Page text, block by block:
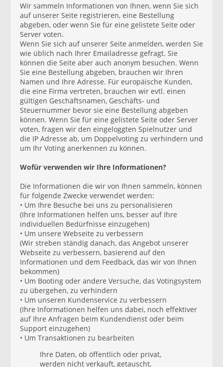
Wir sammeln Informationen von Ihnen, wenn Sie sich
auf unserer Seite registrieren, eine Bestellung
abgeben, oder wenn Sie für eine gelistete Seite oder
Server voten.
Wenn Sie sich auf unserer Seite anmelden, werden Sie
wie üblich nach Ihrer Emailadresse gefragt. Sie
können die Seite aber auch anonym besuchen. Wenn
Sie eine Bestellung abgeben, brauchen wir Ihren
Namen und Ihre Adresse. Für europäische Kunden,
die eine Firma vertreten, brauchen wir evtl. einen
gültigen Geschäftsnamen, Geschäfts- und
Steuernummer bevor sie eine Bestellung abgeben
können. Wenn Sie für eine gelistete Seite oder Server
voten, fragen wir den eingeloggten Spielnutzer und
die IP Adresse ab, um Doppelvoting zu verhindern und
um Ihr Voting anerkennen zu können.
Wofür verwenden wir Ihre Informationen?
Die Informationen die wir von Ihnen sammeln, können
für folgende Zwecke verwendet werden:
• Um Ihre Besuche bei uns zu personalisieren
(Ihre Informationen helfen uns, besser auf Ihre
individuellen Bedürfnisse einzugehen)
• Um unsere Webseite zu verbessern
(Wir streben ständig danach, das Angebot unserer
Webseite zu verbessern, basierend auf den
Informationen und dem Feedback, das wir von Ihnen
bekommen)
• Um Booting oder andere Versuche, das Votingsystem
zu übergehen, zu verhindern
• Um unseren Kundenservice zu verbessern
(Ihre Informationen helfen uns dabei, noch effektiver
auf Ihre Anfragen beim Kundendienst oder beim
Support einzugehen)
• Um Transaktionen zu bearbeiten
Ihre Daten, ob öffentlich oder privat,
werden nicht verkauft, getauscht,